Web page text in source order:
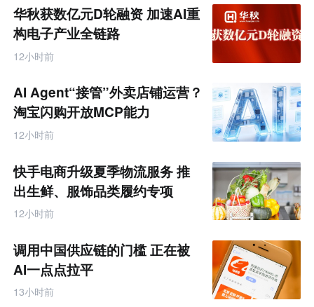
商
产
业
互
联
网
华秋获数亿元D轮融资 加速AI重
构电子产业全链路
12小时前
AI Agent“接管”外卖店铺运营？
淘宝闪购开放MCP能力
12小时前
快手电商升级夏季物流服务 推
出生鲜、服饰品类履约专项
12小时前
调用中国供应链的门槛 正在被
AI一点点拉平
13小时前